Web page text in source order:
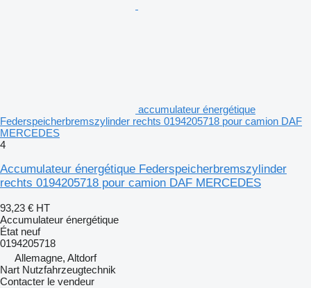
accumulateur énergétique
Federspeicherbremszylinder rechts 0194205718 pour camion DAF
MERCEDES
4
Accumulateur énergétique Federspeicherbremszylinder
rechts 0194205718 pour camion DAF MERCEDES
93,23 € HT
Accumulateur énergétique
État neuf
0194205718
Allemagne, Altdorf
Nart Nutzfahrzeugtechnik
Contacter le vendeur